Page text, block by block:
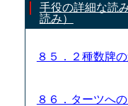
手役の詳細な読
読み）
８５．２種数牌
８６．ターツへ